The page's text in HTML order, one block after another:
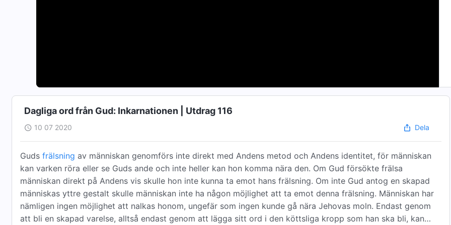
Dagliga ord från Gud: Inkarnationen | Utdrag 116
10 07 2020 Dela
Guds frälsning av människan genomförs inte direkt med Andens metod och Andens identitet, för människan
kan varken röra eller se Guds ande och inte heller kan hon komma nära den. Om Gud försökte frälsa
människan direkt på Andens vis skulle hon inte kunna ta emot hans frälsning. Om inte Gud antog en skapad
människas yttre gestalt skulle människan inte ha någon möjlighet att ta emot denna frälsning. Människan har
nämligen ingen möjlighet att nalkas honom, ungefär som ingen kunde gå nära Jehovas moln. Endast genom
att bli en skapad varelse, alltså endast genom att lägga sitt ord i den köttsliga kropp som han ska bli, kan